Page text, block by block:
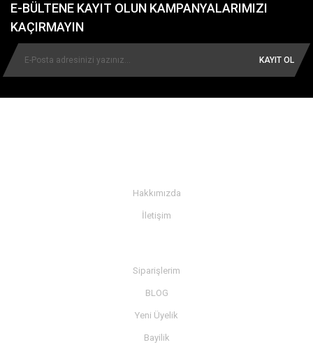
E-BÜLTENE KAYIT OLUN KAMPANYALARIMIZI
KAÇIRMAYIN
KAYIT OL
Hakkımızda
İletişim
Siparişlerim
BLOG
Yeni Üyelik
Bayilik